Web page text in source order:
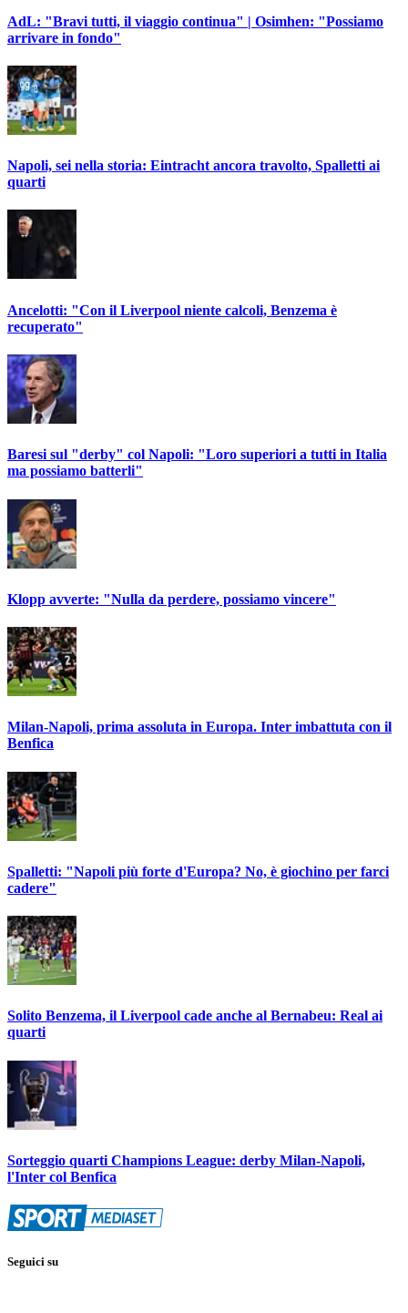
AdL: "Bravi tutti, il viaggio continua" | Osimhen: "Possiamo
arrivare in fondo"
Napoli, sei nella storia: Eintracht ancora travolto, Spalletti ai
quarti
Ancelotti: "Con il Liverpool niente calcoli, Benzema è
recuperato"
Baresi sul "derby" col Napoli: "Loro superiori a tutti in Italia
ma possiamo batterli"
Klopp avverte: "Nulla da perdere, possiamo vincere"
Milan-Napoli, prima assoluta in Europa. Inter imbattuta con il
Benfica
Spalletti: "Napoli più forte d'Europa? No, è giochino per farci
cadere"
Solito Benzema, il Liverpool cade anche al Bernabeu: Real ai
quarti
Sorteggio quarti Champions League: derby Milan-Napoli,
l'Inter col Benfica
Seguici su